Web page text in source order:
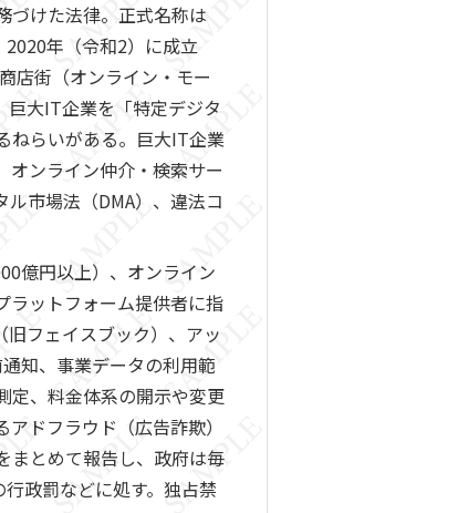
づけた法律。正式名称は
2020年（令和2）に成立
店街（オンライン・モー
巨大IT企業を「特定デジタ
ねらいがある。巨大IT企業
オンライン仲介・検索サー
市場法（DMA）、違法コ
億円以上）、オンライン
ラットフォーム提供者に指
フェイスブック）、アッ
知、事業データの利用範
定、料金体系の開示や変更
ドフラウド（広告詐欺）
まとめて報告し、政府は毎
政罰などに処す。独占禁